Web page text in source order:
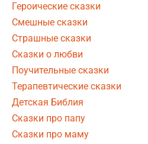
Героические сказки
Смешные сказки
Страшные сказки
Сказки о любви
Поучительные сказки
Терапевтические сказки
Детская Библия
Сказки про папу
Сказки про маму